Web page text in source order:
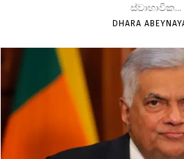
ස්වාභාවික...
DHARA